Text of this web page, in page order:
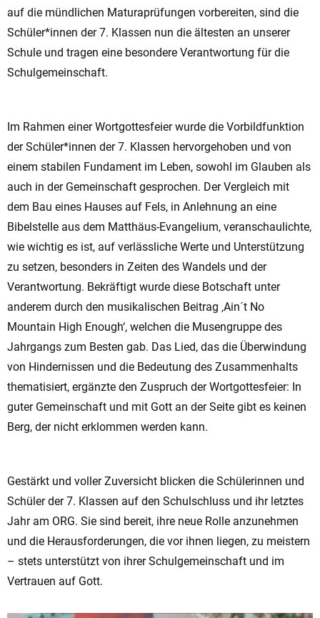
auf die mündlichen Maturaprüfungen vorbereiten, sind die
Schüler*innen der 7. Klassen nun die ältesten an unserer
Schule und tragen eine besondere Verantwortung für die
Schulgemeinschaft.
Im Rahmen einer Wortgottesfeier wurde die Vorbildfunktion
der Schüler*innen der 7. Klassen hervorgehoben und von
einem stabilen Fundament im Leben, sowohl im Glauben als
auch in der Gemeinschaft gesprochen. Der Vergleich mit
dem Bau eines Hauses auf Fels, in Anlehnung an eine
Bibelstelle aus dem Matthäus-Evangelium, veranschaulichte,
wie wichtig es ist, auf verlässliche Werte und Unterstützung
zu setzen, besonders in Zeiten des Wandels und der
Verantwortung. Bekräftigt wurde diese Botschaft unter
anderem durch den musikalischen Beitrag ‚Ain´t No
Mountain High Enough‘, welchen die Musengruppe des
Jahrgangs zum Besten gab. Das Lied, das die Überwindung
von Hindernissen und die Bedeutung des Zusammenhalts
thematisiert, ergänzte den Zuspruch der Wortgottesfeier: In
guter Gemeinschaft und mit Gott an der Seite gibt es keinen
Berg, der nicht erklommen werden kann.
Gestärkt und voller Zuversicht blicken die Schülerinnen und
Schüler der 7. Klassen auf den Schulschluss und ihr letztes
Jahr am ORG. Sie sind bereit, ihre neue Rolle anzunehmen
und die Herausforderungen, die vor ihnen liegen, zu meistern
– stets unterstützt von ihrer Schulgemeinschaft und im
Vertrauen auf Gott.